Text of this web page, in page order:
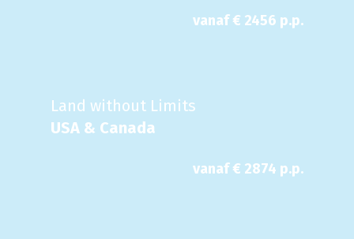
vanaf € 2456 p.p.
Land without Limits
USA & Canada
vanaf € 2874 p.p.